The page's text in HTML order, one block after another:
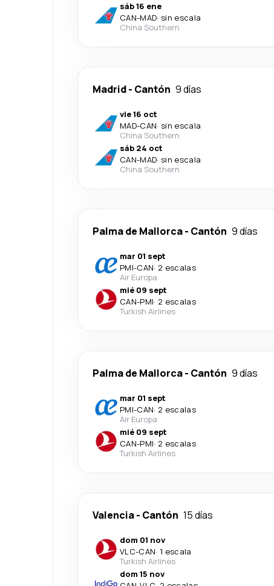
sáb 16 ene
CAN-MAD· sin escala
China Southern
Madrid- Cantón 9 días
vie 16 oct
MAD-CAN· sin escala
China Southern
sáb 24 oct
CAN-MAD· sin escala
China Southern
Palma de Mallorca- Cantón 9 días
mar 01 sept
PMI-CAN· 2 escalas
Air Europa
mié 09 sept
CAN-PMI· 2 escalas
Turkish Airlines
Palma de Mallorca- Cantón 9 días
mar 01 sept
PMI-CAN· 2 escalas
Air Europa
mié 09 sept
CAN-PMI· 2 escalas
Turkish Airlines
Valencia- Cantón 15 días
dom 01 nov
VLC-CAN· 1 escala
Turkish Airlines
dom 15 nov